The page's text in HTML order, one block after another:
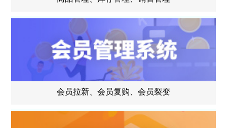
会员拉新、会员复购、会员裂变